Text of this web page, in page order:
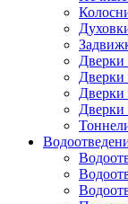
Дверки
Дверки
Дверки